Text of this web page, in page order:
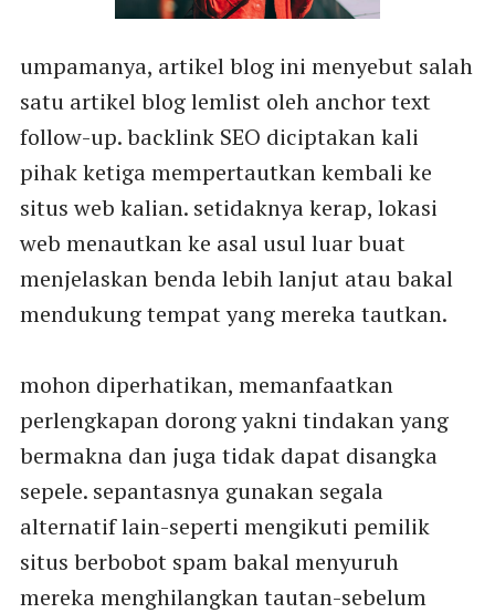
umpamanya, artikel blog ini menyebut salah
satu artikel blog lemlist oleh anchor text
follow-up. backlink SEO diciptakan kali
pihak ketiga mempertautkan kembali ke
situs web kalian. setidaknya kerap, lokasi
web menautkan ke asal usul luar buat
menjelaskan benda lebih lanjut atau bakal
mendukung tempat yang mereka tautkan.
mohon diperhatikan, memanfaatkan
perlengkapan dorong yakni tindakan yang
bermakna dan juga tidak dapat disangka
sepele. sepantasnya gunakan segala
alternatif lain-seperti mengikuti pemilik
situs berbobot spam bakal menyuruh
mereka menghilangkan tautan-sebelum